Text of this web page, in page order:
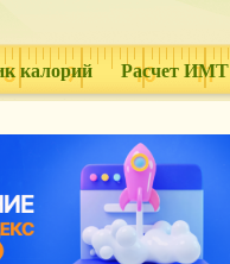
калорий Расчет ИМТ